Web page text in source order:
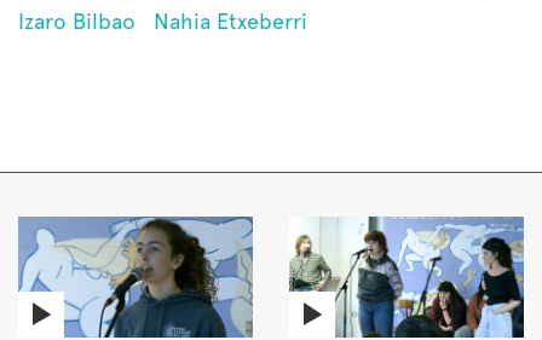
Izaro Bilbao Nahia Etxeberri